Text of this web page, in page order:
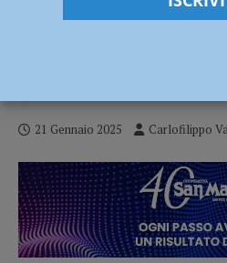
Serie B – I
21 Gennaio 2025 Carlofilippo